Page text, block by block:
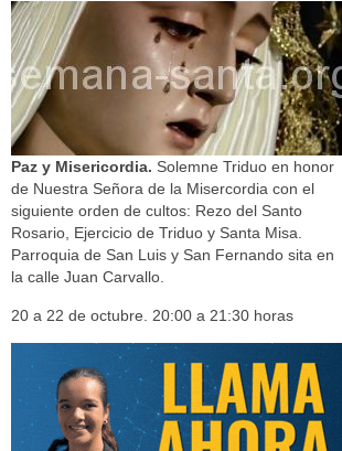
Paz y Misericordia. Solemne Triduo en honor
de Nuestra Señora de la Misercordia con el
siguiente orden de cultos: Rezo del Santo
Rosario, Ejercicio de Triduo y Santa Misa.
Parroquia de San Luis y San Fernando sita en
la calle Juan Carvallo.
20 a 22 de octubre. 20:00 a 21:30 horas